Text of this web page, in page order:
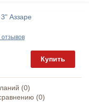
Аззаре
отзывов
Купить
(0)
(0)